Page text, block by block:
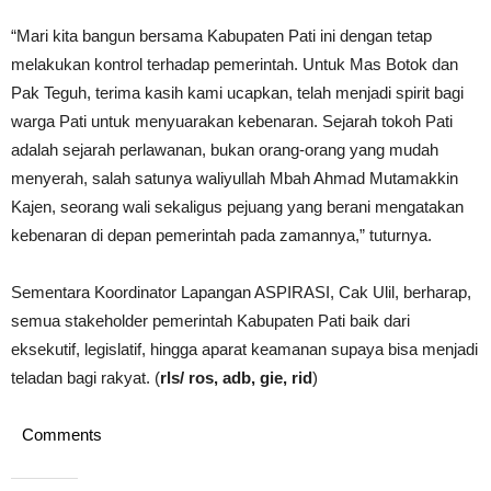
“Mari kita bangun bersama Kabupaten Pati ini dengan tetap
melakukan kontrol terhadap pemerintah. Untuk Mas Botok dan
Pak Teguh, terima kasih kami ucapkan, telah menjadi spirit bagi
warga Pati untuk menyuarakan kebenaran. Sejarah tokoh Pati
adalah sejarah perlawanan, bukan orang-orang yang mudah
menyerah, salah satunya waliyullah Mbah Ahmad Mutamakkin
Kajen, seorang wali sekaligus pejuang yang berani mengatakan
kebenaran di depan pemerintah pada zamannya,” tuturnya.
Sementara Koordinator Lapangan ASPIRASI, Cak Ulil, berharap,
semua stakeholder pemerintah Kabupaten Pati baik dari
eksekutif, legislatif, hingga aparat keamanan supaya bisa menjadi
teladan bagi rakyat. (rls/ ros, adb, gie, rid)
Comments